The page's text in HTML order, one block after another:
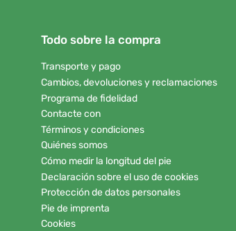
Todo sobre la compra
Transporte y pago
Cambios, devoluciones y reclamaciones
Programa de fidelidad
Contacte con
Términos y condiciones
Quiénes somos
Cómo medir la longitud del pie
Declaración sobre el uso de cookies
Protección de datos personales
Pie de imprenta
Cookies